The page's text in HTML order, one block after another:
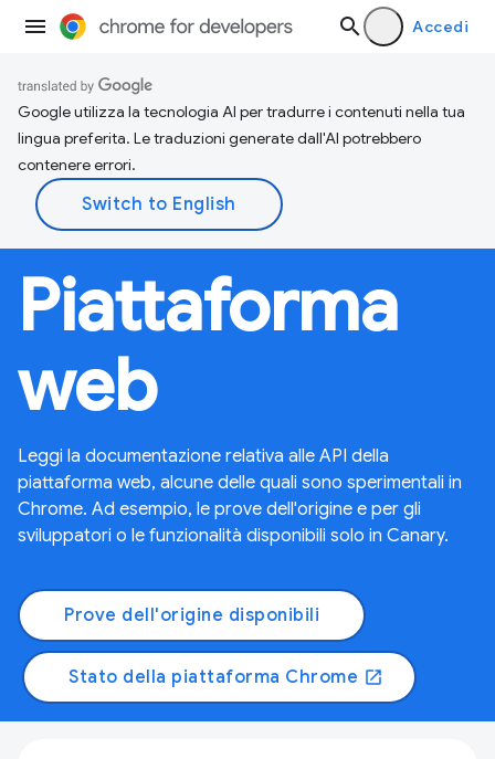
Accedi
Google utilizza la tecnologia AI per tradurre i contenuti nella tua
lingua preferita. Le traduzioni generate dall'AI potrebbero
contenere errori.
Piattaforma
web
Leggi la documentazione relativa alle API della
piattaforma web, alcune delle quali sono sperimentali in
Chrome. Ad esempio, le prove dell'origine e per gli
sviluppatori o le funzionalità disponibili solo in Canary.
Prove dell'origine disponibili
Stato della piattaforma Chrome open_in_new